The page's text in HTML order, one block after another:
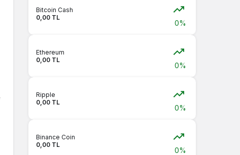
Bitcoin Cash
0,00 TL
0%
Ethereum
0,00 TL
0%
Ripple
0,00 TL
0%
Binance Coin
0,00 TL
0%